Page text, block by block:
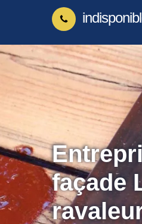
façade